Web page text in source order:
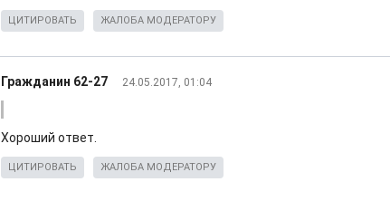
ЦИТИРОВАТЬ ЖАЛОБА МОДЕРАТОРУ
Гражданин 62-27 24.05.2017, 01:04
Хороший ответ.
ЦИТИРОВАТЬ ЖАЛОБА МОДЕРАТОРУ